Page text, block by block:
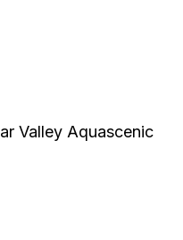
Valley Aquascenic